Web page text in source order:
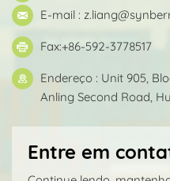
E-mail :
Fax:+86-592-3778517
Endereço : Unit 905,
Anling Second Road,
Entre em